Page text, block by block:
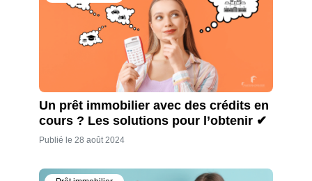
Un prêt immobilier avec des crédits en
cours ? Les solutions pour l’obtenir ✔
Publié le 28 août 2024